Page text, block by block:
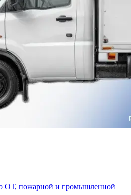
ОТ, пожарной и промышленной